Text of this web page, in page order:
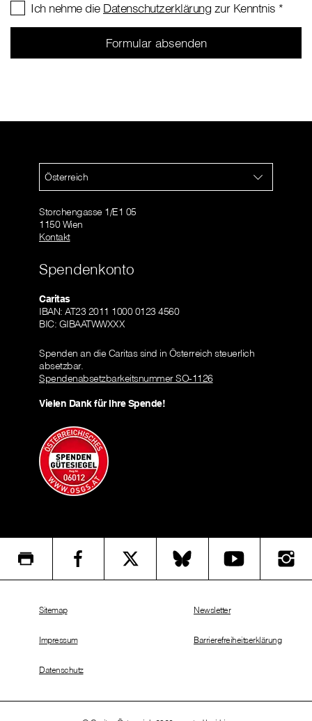
Ich nehme die Datenschutzerklärung zur Kenntnis *
Österreich
Storchengasse 1/E1 05
1150 Wien
Kontakt
Spendenkonto
Caritas
IBAN: AT23 2011 1000 0123 4560
BIC: GIBAATWWXXX
Spenden an die Caritas sind in Österreich steuerlich
absetzbar.
Spendenabsetzbarkeitsnummer SO-1126
Vielen Dank für Ihre Spende!
Sitemap
Impressum
Datenschutz
Newsletter
Barrierefreiheitserklärung